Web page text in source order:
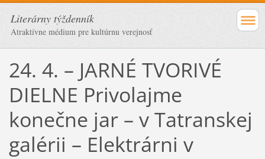
Literárny týždenník
Atraktívne médium pre kultúrnu verejnosť
24. 4. – JARNÉ TVORIVÉ
DIELNE Privolajme
konečne jar – v Tatranskej
galérii – Elektrárni v